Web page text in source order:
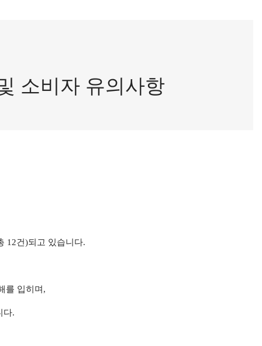
소비자 유의사항
12건)되고 있습니다.
를 입히며 ,
다.